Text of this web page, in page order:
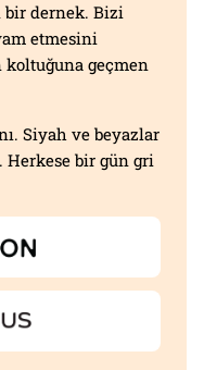
bir dernek. Bizi
etmesini
koltuğuna geçmen
Siyah ve beyazlar
Herkese bir gün gri